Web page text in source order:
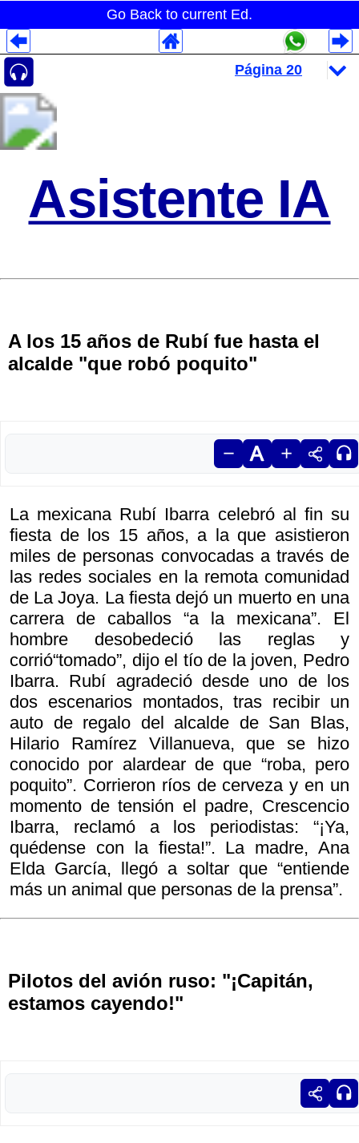
Go Back to current Ed.
Asistente IA
A los 15 años de Rubí fue hasta el
alcalde "que robó poquito"
La mexicana Rubí Ibarra celebró al fin su
fiesta de los 15 años, a la que asistieron
miles de personas convocadas a través de
las redes sociales en la remota comunidad
de La Joya. La fiesta dejó un muerto en una
carrera de caballos “a la mexicana”. El
hombre desobedeció las reglas y
corrió“tomado”, dijo el tío de la joven, Pedro
Ibarra. Rubí agradeció desde uno de los
dos escenarios montados, tras recibir un
auto de regalo del alcalde de San Blas,
Hilario Ramírez Villanueva, que se hizo
conocido por alardear de que “roba, pero
poquito”. Corrieron ríos de cerveza y en un
momento de tensión el padre, Crescencio
Ibarra, reclamó a los periodistas: “¡Ya,
quédense con la fiesta!”. La madre, Ana
Elda García, llegó a soltar que “entiende
más un animal que personas de la prensa”.
Pilotos del avión ruso: "¡Capitán,
estamos cayendo!"
Despliegues Analytics
Despliegues Totales
Despliegues por Rubros